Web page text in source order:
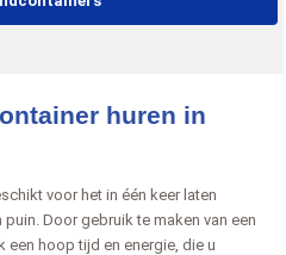
huren in
voor het in één keer laten
Door gebruik te maken van een
hoop tijd en energie, die u